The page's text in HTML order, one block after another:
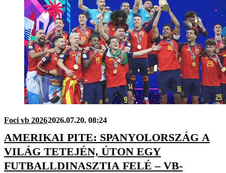
Foci vb 20262026.07.20. 08:24
AMERIKAI PITE: SPANYOLORSZÁG A
VILÁG TETEJÉN, ÚTON EGY
FUTBALLDINASZTIA FELÉ – VB-